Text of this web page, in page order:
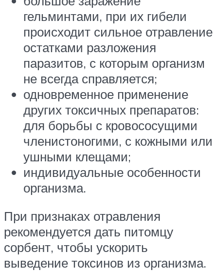
гельминтами, при их гибели
происходит сильное отравление
остатками разложения
паразитов, с которым организм
не всегда справляется;
одновременное применение
других токсичных препаратов:
для борьбы с кровососущими
членистоногими, с кожными или
ушными клещами;
индивидуальные особенности
организма.
При признаках отравления
рекомендуется дать питомцу
сорбент, чтобы ускорить
выведение токсинов из организма.